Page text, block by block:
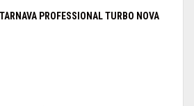
PROFESSIONAL TURBO NOVA